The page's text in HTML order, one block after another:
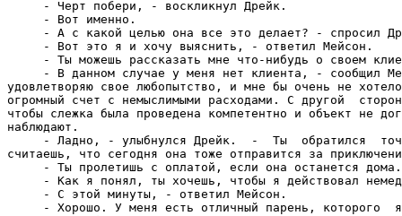
     - Черт побери, - воскликнул Дрейк.
     - Вот именно.
- А с какой целью она все это делает? - спросил
     - Вот это я и хочу выяснить, - ответил Мейсон.
- Ты можешь рассказать мне что-нибудь о своем
- В данном случае у меня нет клиента, - сообщил
удовлетворяю свое любопытство, и мне бы очень не
огромный счет с немыслимыми расходами. С другой
чтобы слежка была проведена компетентно и объект не
наблюдают.
- Ладно, - улыбнулся Дрейк.  -  Ты  обратился
считаешь, что сегодня она тоже отправится за
     - Ты пролетишь с оплатой, если она останется дома.
- Как я понял, ты хочешь, чтобы я действовал
     - С этой минуты, - ответил Мейсон.
- Хорошо. У меня есть отличный парень, которого